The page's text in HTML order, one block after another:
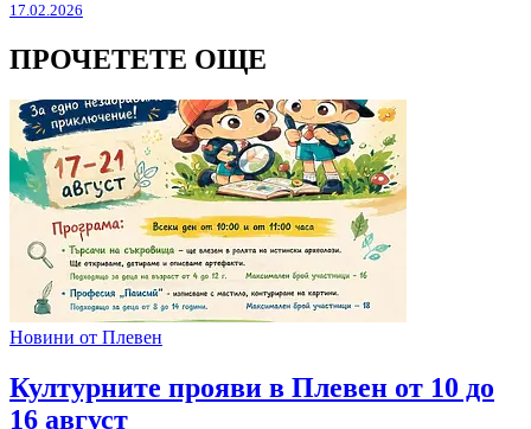
17.02.2026
ПРОЧЕТЕТЕ ОЩЕ
Новини от Плевен
Културните прояви в Плевен от 10 до
16 август